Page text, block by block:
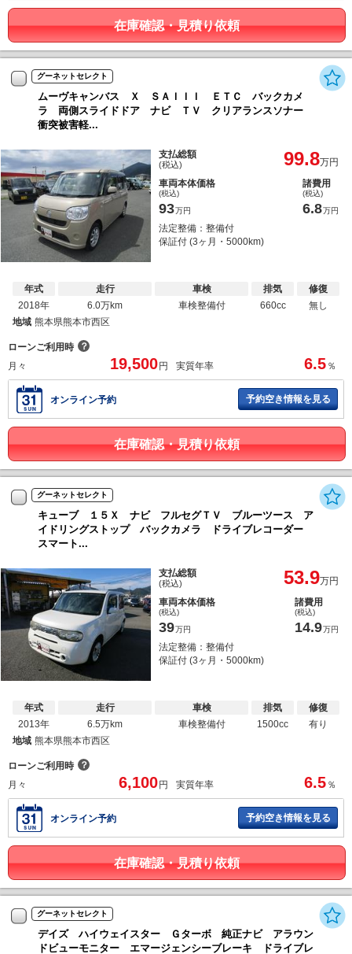
在庫確認・見積り依頼
グーネットセレクト
ムーヴキャンバス Ｘ ＳＡＩＩＩ ＥＴＣ バックカメ
ラ 両側スライドドア ナビ ＴＶ クリアランスソナー
衝突被害軽...
支払総額
(税込) 99.8万円
車両本体価格
(税込)
93万円
諸費用
(税込)
6.8万円
法定整備：整備付
保証付 (3ヶ月・5000km)
年式
2018年
走行
6.0万km
車検
車検整備付
排気
660cc
修復
無し
地域 熊本県熊本市西区
ローンご利用時 ？
月々
19,500 円 実質年率 6.5 ％
オンライン予約 予約空き情報を見る
在庫確認・見積り依頼
グーネットセレクト
キューブ １５Ｘ ナビ フルセグＴＶ ブルーツース ア
イドリングストップ バックカメラ ドライブレコーダー
スマート...
支払総額
(税込) 53.9万円
車両本体価格
(税込)
39万円
諸費用
(税込)
14.9万円
法定整備：整備付
保証付 (3ヶ月・5000km)
年式
2013年
走行
6.5万km
車検
車検整備付
排気
1500cc
修復
有り
地域 熊本県熊本市西区
ローンご利用時 ？
月々
6,100 円 実質年率 6.5 ％
オンライン予約 予約空き情報を見る
在庫確認・見積り依頼
グーネットセレクト
デイズ ハイウェイスター Ｇターボ 純正ナビ アラウン
ドビューモニター エマージェンシーブレーキ ドライブレ